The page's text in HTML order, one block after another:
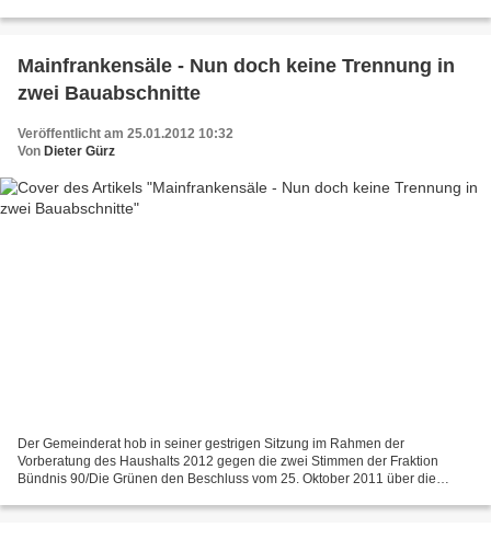
Mainfrankensäle - Nun doch keine Trennung in
zwei Bauabschnitte
Veröffentlicht am 25.01.2012 10:32
Von Dieter Gürz
Der Gemeinderat hob in seiner gestrigen Sitzung im Rahmen der
Vorberatung des Haushalts 2012 gegen die zwei Stimmen der Fraktion
Bündnis 90/Die Grünen den Beschluss vom 25. Oktober 2011 über die